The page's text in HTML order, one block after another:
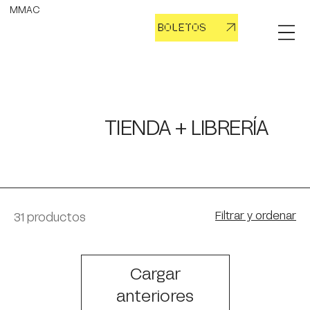
BOLETOS
MMAC
TIENDA + LIBRERÍA
31 productos Filtrar y ordenar
Cargar
anteriores